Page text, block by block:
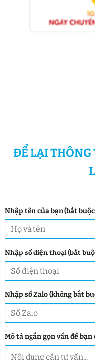
ĐỂ LẠI THÔNG
Nhập tên của bạn (bắt
Nhập số điện thoại (bắt
Nhập số Zalo (không bắt
Mô tả ngắn gọn vấn đề